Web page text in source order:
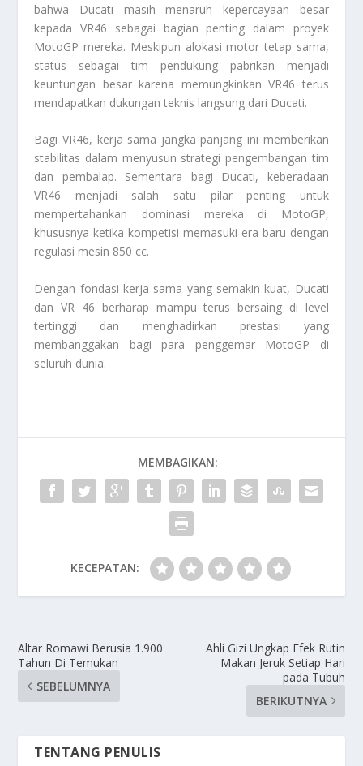
bahwa Ducati masih menaruh kepercayaan besar
kepada VR46 sebagai bagian penting dalam proyek
MotoGP mereka. Meskipun alokasi motor tetap sama,
status sebagai tim pendukung pabrikan menjadi
keuntungan besar karena memungkinkan VR46 terus
mendapatkan dukungan teknis langsung dari Ducati.
Bagi VR46, kerja sama jangka panjang ini memberikan
stabilitas dalam menyusun strategi pengembangan tim
dan pembalap. Sementara bagi Ducati, keberadaan
VR46 menjadi salah satu pilar penting untuk
mempertahankan dominasi mereka di MotoGP,
khususnya ketika kompetisi memasuki era baru dengan
regulasi mesin 850 cc.
Dengan fondasi kerja sama yang semakin kuat, Ducati
dan VR 46 berharap mampu terus bersaing di level
tertinggi dan menghadirkan prestasi yang
membanggakan bagi para penggemar MotoGP di
seluruh dunia.
MEMBAGIKAN:
KECEPATAN:
Altar Romawi Berusia 1.900
Tahun Di Temukan
SEBELUMNYA
Ahli Gizi Ungkap Efek Rutin
Makan Jeruk Setiap Hari
pada Tubuh
BERIKUTNYA
TENTANG PENULIS